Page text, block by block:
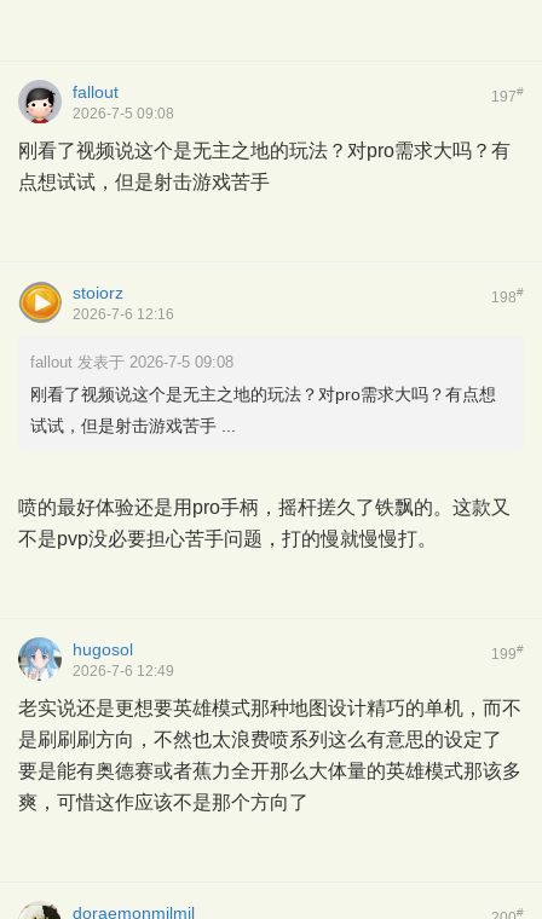
197#
fallout
2026-7-5 09:08
刚看了视频说这个是无主之地的玩法？对pro需求大吗？有
点想试试，但是射击游戏苦手
198#
stoiorz
2026-7-6 12:16
fallout 发表于 2026-7-5 09:08
刚看了视频说这个是无主之地的玩法？对pro需求大吗？有点想
试试，但是射击游戏苦手 ...
喷的最好体验还是用pro手柄，摇杆搓久了铁飘的。这款又
不是pvp没必要担心苦手问题，打的慢就慢慢打。
199#
hugosol
2026-7-6 12:49
老实说还是更想要英雄模式那种地图设计精巧的单机，而不
是刷刷刷方向，不然也太浪费喷系列这么有意思的设定了
要是能有奥德赛或者蕉力全开那么大体量的英雄模式那该多
爽，可惜这作应该不是那个方向了
#
doraemonmilmil